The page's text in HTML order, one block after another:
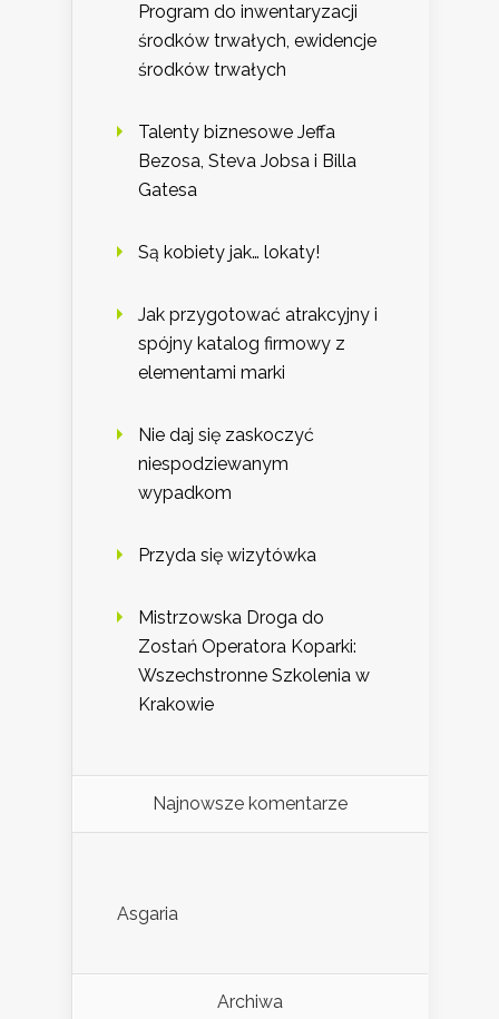
Program do inwentaryzacji
środków trwałych, ewidencje
środków trwałych
Talenty biznesowe Jeffa
Bezosa, Steva Jobsa i Billa
Gatesa
Są kobiety jak… lokaty!
Jak przygotować atrakcyjny i
spójny katalog firmowy z
elementami marki
Nie daj się zaskoczyć
niespodziewanym
wypadkom
Przyda się wizytówka
Mistrzowska Droga do
Zostań Operatora Koparki:
Wszechstronne Szkolenia w
Krakowie
Najnowsze komentarze
Asgaria
Archiwa